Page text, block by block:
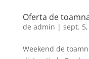
Oferta de
de admin | sept.
Weekend de